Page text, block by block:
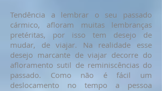
Tendência a lembrar o seu passado
cármico, afloram muitas lembranças
pretéritas, por isso tem desejo de
mudar, de viajar. Na realidade esse
desejo marcante de viajar decorre do
afloramento sutil de reminiscências do
passado. Como não é fácil um
deslocamento no tempo a pessoa